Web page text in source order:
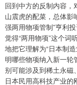
回到中方的反制内容，
山震虎的配菜，总体影
强两用物项管制”亨利
觉得“两用物项”这个词
地把它理解为“日本制
明哪些物项纳入新一
别可能涉及到稀土永磁
日本民用高科技产业